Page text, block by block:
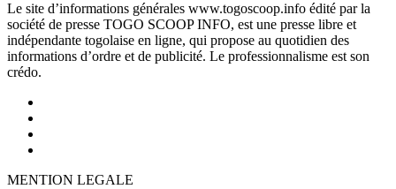
Le site d’informations générales www.togoscoop.info édité par la
société de presse TOGO SCOOP INFO, est une presse libre et
indépendante togolaise en ligne, qui propose au quotidien des
informations d’ordre et de publicité. Le professionnalisme est son
crédo.
MENTION LEGALE